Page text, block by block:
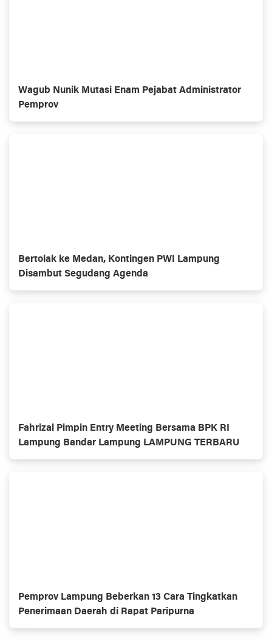
Wagub Nunik Mutasi Enam Pejabat Administrator
Pemprov
Bertolak ke Medan, Kontingen PWI Lampung
Disambut Segudang Agenda
Fahrizal Pimpin Entry Meeting Bersama BPK RI
Lampung Bandar Lampung LAMPUNG TERBARU
Pemprov Lampung Beberkan 13 Cara Tingkatkan
Penerimaan Daerah di Rapat Paripurna